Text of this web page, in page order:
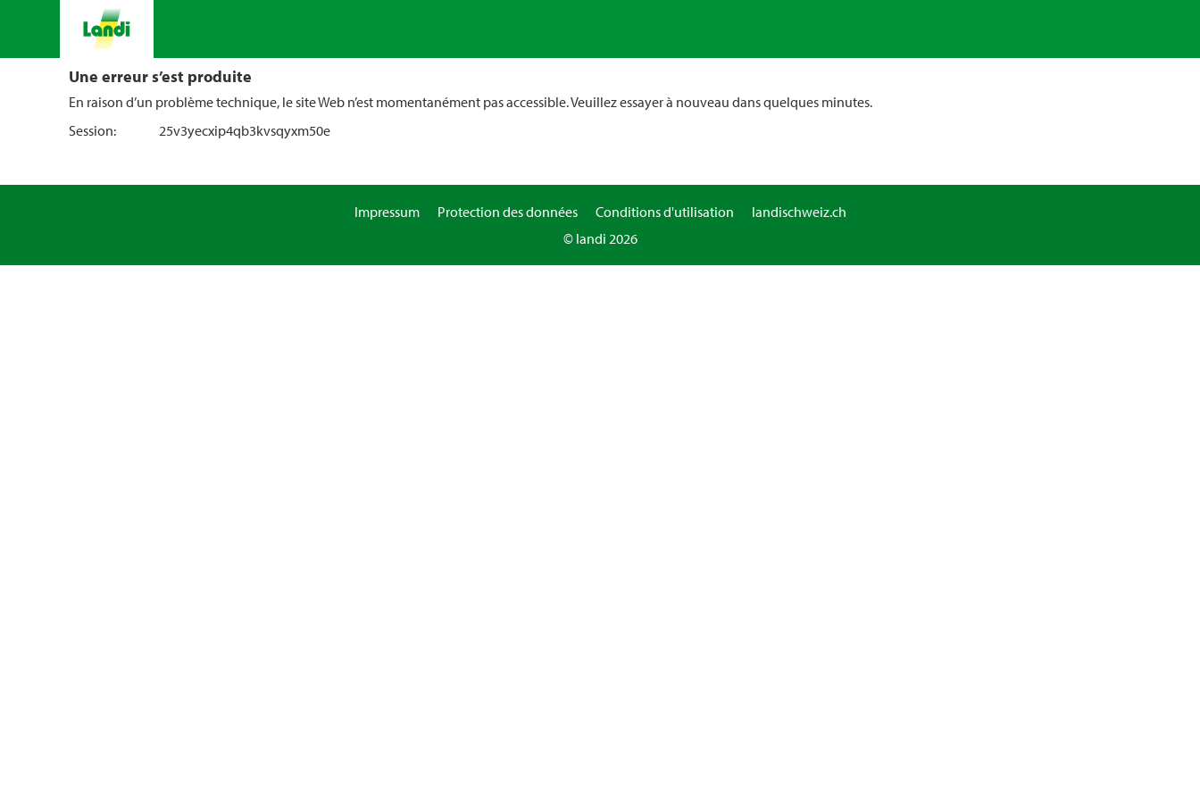
Une erreur s’est produite
En raison d’un problème technique, le site Web n’est momentanément pas accessible. Veuillez essayer à nouveau dans quelques minutes.
Session:
25v3yecxip4qb3kvsqyxm50e
Impressum Protection des données Conditions d'utilisation
landischweiz.ch
© landi 2026